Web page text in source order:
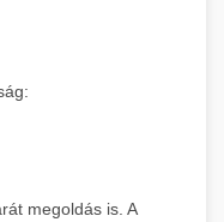
megoldás is. A